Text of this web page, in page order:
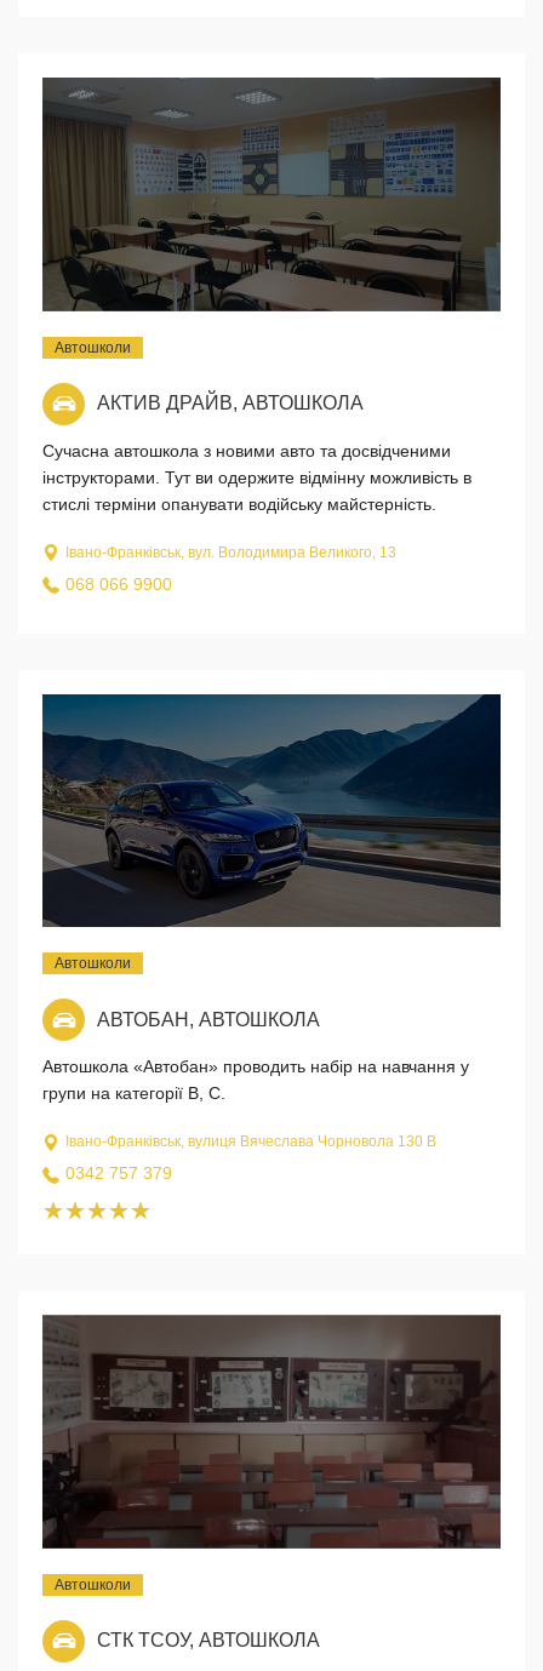
Автошколи
АКТИВ ДРАЙВ, АВТОШКОЛА
Сучасна автошкола з новими авто та досвідченими
інструкторами. Тут ви одержите відмінну можливість в
стислі терміни опанувати водійську майстерність.
Івано-Франківськ, вул. Володимира Великого, 13
068 066 9900
Автошколи
АВТОБАН, АВТОШКОЛА
Автошкола «Автобан» проводить набір на навчання у
групи на категорії B, C.
Івано-Франківськ, вулиця Вячеслава Чорновола 130 В
0342 757 379
Автошколи
СТК ТСОУ, АВТОШКОЛА